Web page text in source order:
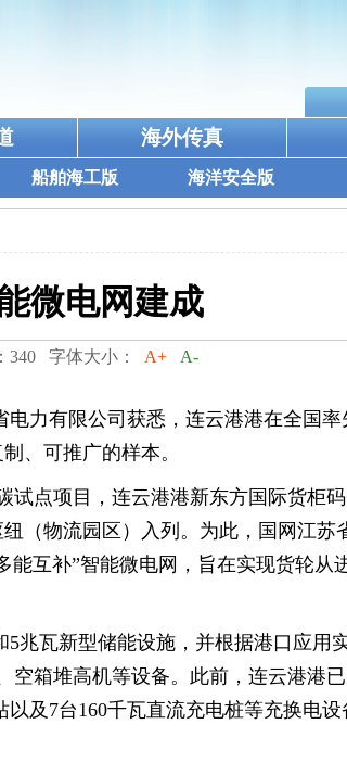
海外传真
船舶海工版 海洋安全版
微电网建成
340 字体大小： A+ A-
力有限公司获悉，连云港港在全国率
、可推广的样本。
试点项目，连云港港新东方国际货柜
（物流园区）入列。为此，国网江苏
互补”智能微电网，旨在实现货轮从
兆瓦新型储能设施，并根据港口应用
空箱堆高机等设备。此前，连云港港
及7台160千瓦直流充电桩等充换电设